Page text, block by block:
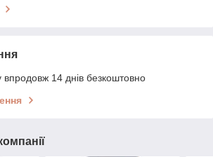
14 днів безкоштовно